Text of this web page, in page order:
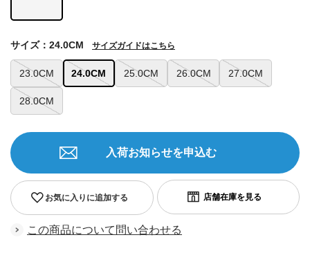
23.0CM 24.0CM 25.0CM 26.0CM 27.0CM
28.0CM
サイズ：24.0CM サイズガイドはこちら
お気に入りに追加する
入荷お知らせを申込む
この商品について問い合わせる